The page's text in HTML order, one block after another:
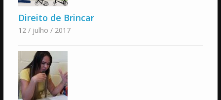
Direito de Brincar
12 / julho / 2017